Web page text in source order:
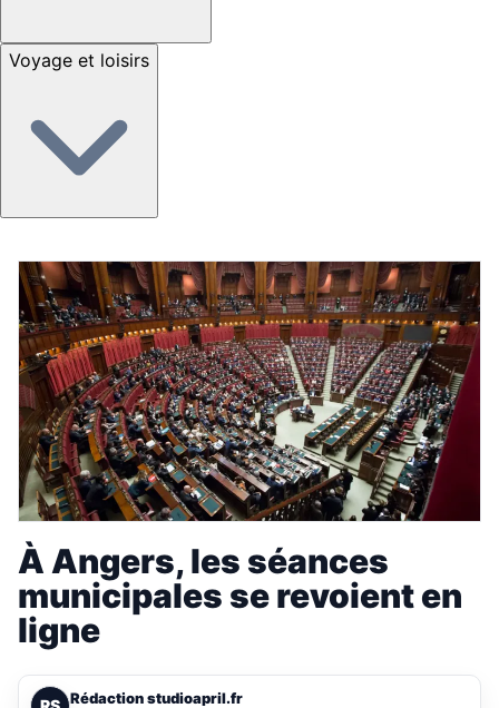
Voyage et loisirs
À Angers, les séances
municipales se revoient en
ligne
Rédaction studioapril.fr